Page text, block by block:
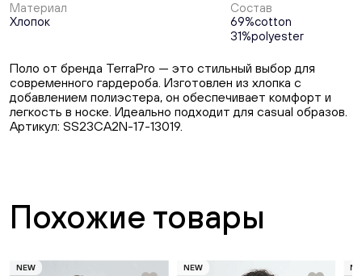
Материал
Хлопок
Состав
69%cotton
31%polyester
Поло от бренда TerraPro — это стильный выбор для
современного гардероба. Изготовлен из хлопка с
добавлением полиэстера, он обеспечивает комфорт и
легкость в носке. Идеально подходит для casual образов.
Артикул: SS23CA2N-17-13019.
Похожие товары
NEW NEW